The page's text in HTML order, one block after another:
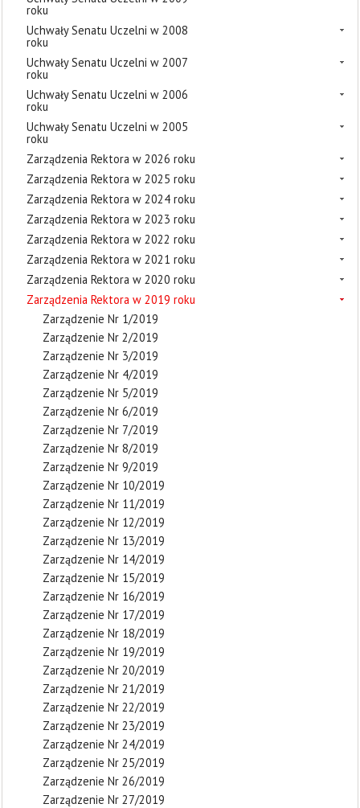
roku
Uchwały Senatu Uczelni w 2008
roku
Uchwały Senatu Uczelni w 2007
roku
Uchwały Senatu Uczelni w 2006
roku
Uchwały Senatu Uczelni w 2005
roku
Zarządzenia Rektora w 2026 roku
Zarządzenia Rektora w 2025 roku
Zarządzenia Rektora w 2024 roku
Zarządzenia Rektora w 2023 roku
Zarządzenia Rektora w 2022 roku
Zarządzenia Rektora w 2021 roku
Zarządzenia Rektora w 2020 roku
Zarządzenia Rektora w 2019 roku
Zarządzenie Nr 1/2019
Zarządzenie Nr 2/2019
Zarządzenie Nr 3/2019
Zarządzenie Nr 4/2019
Zarządzenie Nr 5/2019
Zarządzenie Nr 6/2019
Zarządzenie Nr 7/2019
Zarządzenie Nr 8/2019
Zarządzenie Nr 9/2019
Zarządzenie Nr 10/2019
Zarządzenie Nr 11/2019
Zarządzenie Nr 12/2019
Zarządzenie Nr 13/2019
Zarządzenie Nr 14/2019
Zarządzenie Nr 15/2019
Zarządzenie Nr 16/2019
Zarządzenie Nr 17/2019
Zarządzenie Nr 18/2019
Zarządzenie Nr 19/2019
Zarządzenie Nr 20/2019
Zarządzenie Nr 21/2019
Zarządzenie Nr 22/2019
Zarządzenie Nr 23/2019
Zarządzenie Nr 24/2019
Zarządzenie Nr 25/2019
Zarządzenie Nr 26/2019
Zarządzenie Nr 27/2019